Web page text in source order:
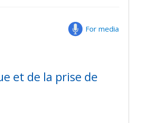
For media
et de la prise de